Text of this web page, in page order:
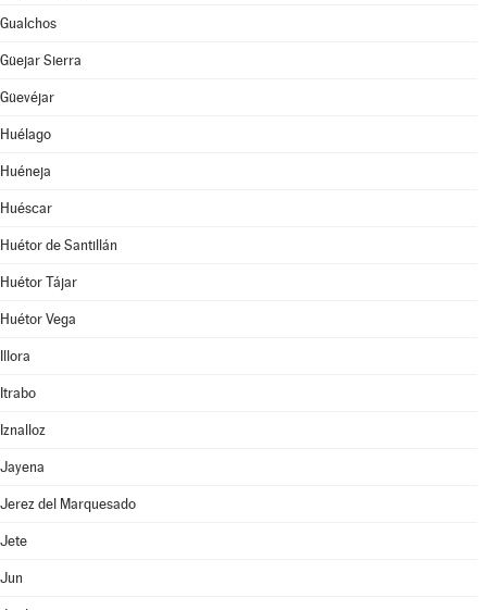
Gualchos
Güejar Sierra
Güevéjar
Huélago
Huéneja
Huéscar
Huétor de Santillán
Huétor Tájar
Huétor Vega
Illora
Itrabo
Iznalloz
Jayena
Jerez del Marquesado
Jete
Jun